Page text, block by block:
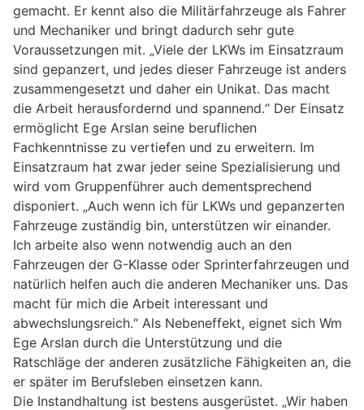
gemacht. Er kennt also die Militärfahrzeuge als Fahrer
und Mechaniker und bringt dadurch sehr gute
Voraussetzungen mit. „Viele der LKWs im Einsatzraum
sind gepanzert, und jedes dieser Fahrzeuge ist anders
zusammengesetzt und daher ein Unikat. Das macht
die Arbeit herausfordernd und spannend.“ Der Einsatz
ermöglicht Ege Arslan seine beruflichen
Fachkenntnisse zu vertiefen und zu erweitern. Im
Einsatzraum hat zwar jeder seine Spezialisierung und
wird vom Gruppenführer auch dementsprechend
disponiert. „Auch wenn ich für LKWs und gepanzerten
Fahrzeuge zuständig bin, unterstützen wir einander.
Ich arbeite also wenn notwendig auch an den
Fahrzeugen der G-Klasse oder Sprinterfahrzeugen und
natürlich helfen auch die anderen Mechaniker uns. Das
macht für mich die Arbeit interessant und
abwechslungsreich.“ Als Nebeneffekt, eignet sich Wm
Ege Arslan durch die Unterstützung und die
Ratschläge der anderen zusätzliche Fähigkeiten an, die
er später im Berufsleben einsetzen kann.
Die Instandhaltung ist bestens ausgerüstet. „Wir haben